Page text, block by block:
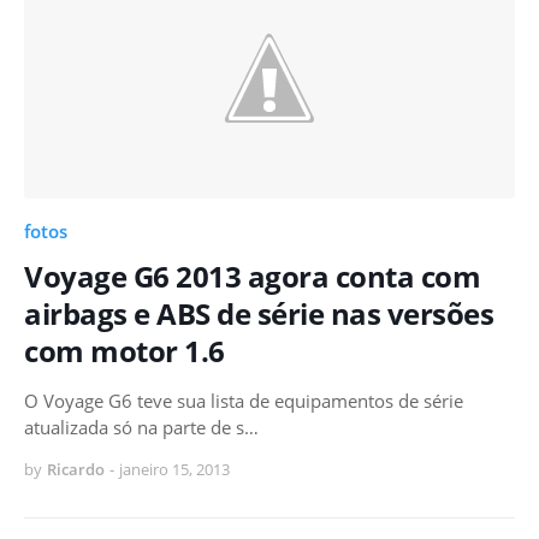
fotos
Voyage G6 2013 agora conta com
airbags e ABS de série nas versões
com motor 1.6
O Voyage G6 teve sua lista de equipamentos de série
atualizada só na parte de s…
by Ricardo - janeiro 15, 2013